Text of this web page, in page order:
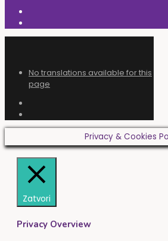
No translations available for this
page
Privacy & Cookies
Zatvori
Privacy Overview